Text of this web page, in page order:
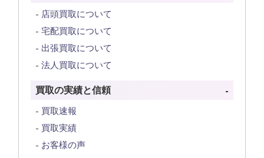
店頭買取について
宅配買取について
出張買取について
法人買取について
買取の実績と信頼
買取速報
買取実績
お客様の声